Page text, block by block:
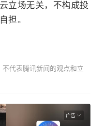
立场无关，不构成投
担。
代表腾讯新闻的观点和立
广告